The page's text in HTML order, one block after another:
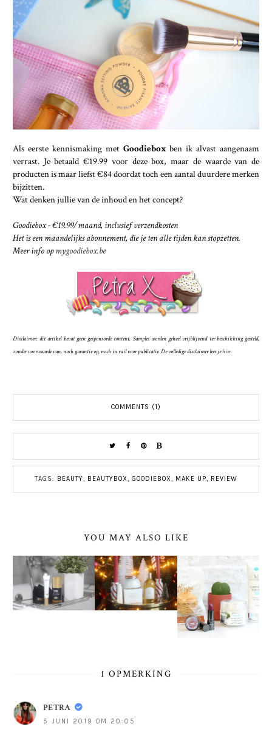
Als eerste kennismaking met Goodieboxben ik alvast aangenaam
verrast. Je betaald €19.99 voor deze box, maar de waarde van de
producten is maar liefst €84 doordat toch een aantal duurdere merken
bijzitten.
Wat denken jullie van de inhoud en het concept?
Goodiebox - €19.99/maand, inclusief verzendkosten
Het is een maandelijks abonnement, die je ten alle tijden kan stopzetten.
Meer info opmygoodiebox.be
Disclaimer: dit artikel bevat geen gesponsorde content. Samples worden geheel vrijblijvend ter beschikking gesteld,
zonder voorwaarde van, noch garantie op, noch in ruil voor publicatie. De volledige disclaimer lees jehier.
COMMENTS (1)
TAGS: BEAUTY BEAUTYBOX GOODIEBOX MAKE UP REVIEW
YOU MAY ALSO LIKE
1 OPMERKING
PETRA
5 JUNI 2019 OM 20:05